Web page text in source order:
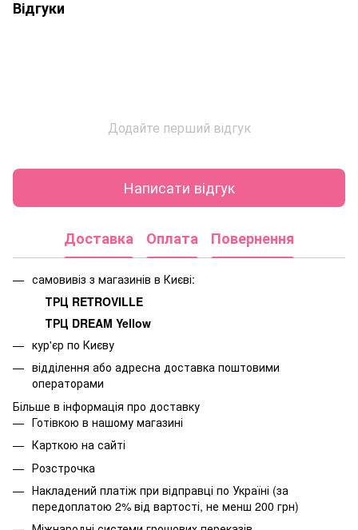
Відгуки
Додайте перший відгук
Написати відгук
Доставка Оплата Повернення
самовивіз з магазинів в Києві:
ТРЦ RETROVILLE
ТРЦ DREAM Yellow
кур'єр по Києву
відділення або адресна доставка поштовими
операторами
Більше в інформація про доставку
Готівкою в нашому магазині
Карткою на сайті
Розстрочка
Накладений платіж при відправці по Україні (за
передоплатою 2% від вартості, не менш 200 грн)